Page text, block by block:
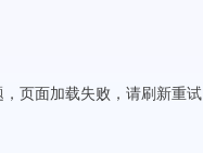
，页面加载失败，请刷新重试